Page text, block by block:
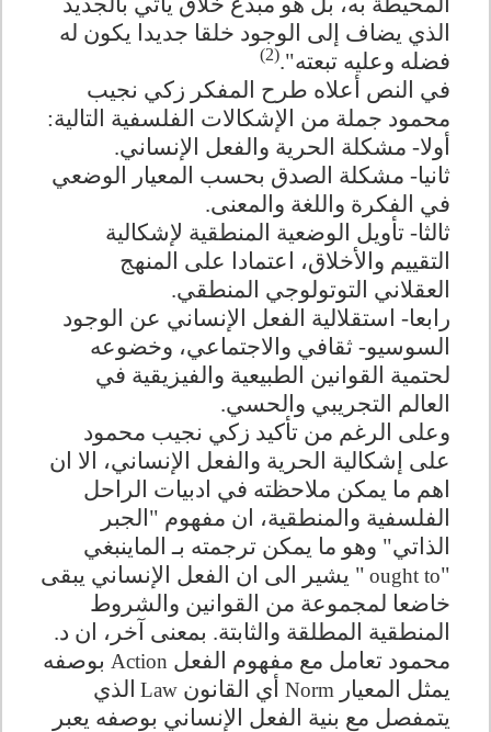
الذي يضاف إلى الوجود خلقا جديدا يكون له
فضله وعليه تبعته".(2)
في النص أعلاه طرح المفكر زكي نجيب
محمود جملة من الإشكالات الفلسفية التالية:
أولا- مشكلة الحرية والفعل الإنساني.
ثانيا- مشكلة الصدق بحسب المعيار الوضعي
في الفكرة واللغة والمعنى.
ثالثا- تأويل الوضعية المنطقية لإشكالية
التقييم والأخلاق، اعتمادا على المنهج
العقلاني التوتولوجي المنطقي.
رابعا- استقلالية الفعل الإنساني عن الوجود
السوسيو- ثقافي والاجتماعي، وخضوعه
لحتمية القوانين الطبيعية والفيزيقية في
العالم التجريبي والحسي.
وعلى الرغم من تأكيد زكي نجيب محمود
على إشكالية الحرية والفعل الإنساني، الا ان
اهم ما يمكن ملاحظته في ادبيات الراحل
الفلسفية والمنطقية، ان مفهوم "الجبر
الذاتي" وهو ما يمكن ترجمته بـ الماينبغي
"
ought to " يشير الى ان الفعل الإنساني يبقى
خاضعا لمجموعة من القوانين والشروط
المنطقية المطلقة والثابتة. بمعنى آخر، ان د.
محمود تعامل مع مفهوم الفعل Action بوصفه
يمثل المعيار Norm أي القانون Law الذي
يتمفصل مع بنية الفعل الإنساني بوصفه يعبر